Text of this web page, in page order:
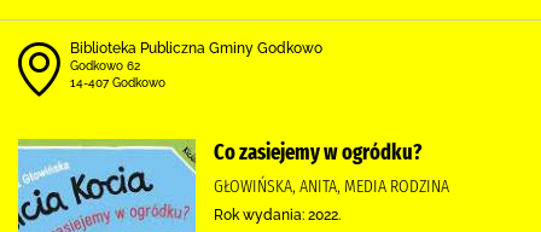
Biblioteka Publiczna Gminy Godkowo
Godkowo 62
14-407 Godkowo
Co zasiejemy w ogródku?
GŁOWIŃSKA, ANITA, MEDIA RODZINA
Rok wydania: 2022.